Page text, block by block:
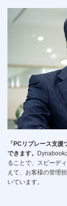
「PCリプレース支
できます。 Dynabook
ることで、スピーデ
えて、お客様の管理
いています。